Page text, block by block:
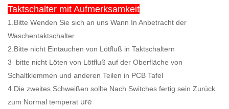
Taktschalter mit Aufmerksamkeit
1.Bitte Wenden Sie sich an uns Wann In Anbetracht der
Waschentaktschalter
2.Bitte nicht Eintauchen von Lötfluß in Taktschaltern
3
bitte nicht Löten von Lötfluß auf der Oberfläche von
Schaltklemmen und anderen Teilen in PCB Tafel
4.Die zweites Schweißen sollte Nach Switches fertig sein Zurück
zum Normal temperat ure